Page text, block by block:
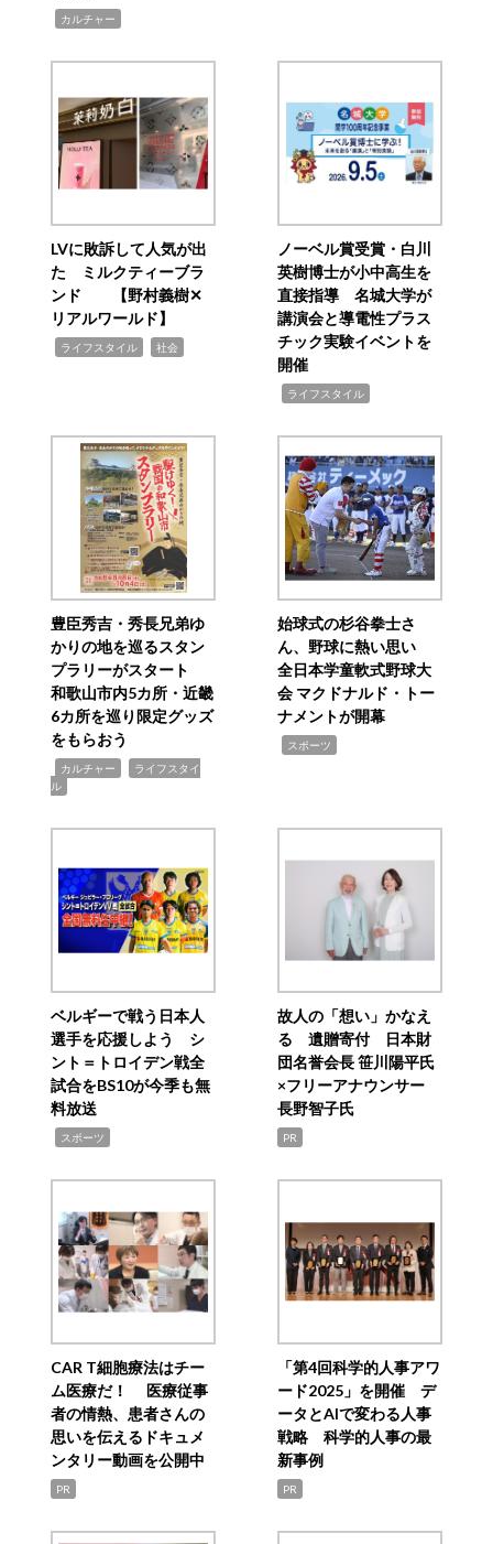
カルチャー
LVに敗訴して人気が出
た ミルクティーブラ
ンド 【野村義樹✕
リアルワールド】
ライフスタイル 社会
ノーベル賞受賞・白川
英樹博士が小中高生を
直接指導 名城大学が
講演会と導電性プラス
チック実験イベントを
開催
ライフスタイル
豊臣秀吉・秀長兄弟ゆ
かりの地を巡るスタン
プラリーがスタート
和歌山市内5カ所・近畿
6カ所を巡り限定グッズ
をもらおう
カルチャー
ライフスタイ
ル
始球式の杉谷拳士さ
ん、野球に熱い思い
全日本学童軟式野球大
会 マクドナルド・トー
ナメントが開幕
スポーツ
ベルギーで戦う日本人
選手を応援しよう シ
ント＝トロイデン戦全
試合をBS10が今季も無
料放送
スポーツ
故人の「想い」かなえ
る 遺贈寄付 日本財
団名誉会長 笹川陽平氏
×フリーアナウンサー
長野智子氏
PR
CAR T細胞療法はチー
ム医療だ！ 医療従事
者の情熱、患者さんの
思いを伝えるドキュメ
ンタリー動画を公開中
PR
「第4回科学的人事アワ
ード2025」を開催 デ
ータとAIで変わる人事
戦略 科学的人事の最
新事例
PR